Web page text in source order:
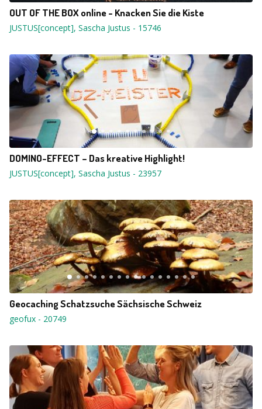
OUT OF THE BOX online - Knacken Sie die Kiste
JUSTUS[concept], Sascha Justus - 15746
DOMINO-EFFECT – Das kreative Highlight!
JUSTUS[concept], Sascha Justus - 23957
Geocaching Schatzsuche Sächsische Schweiz
geofux - 20749